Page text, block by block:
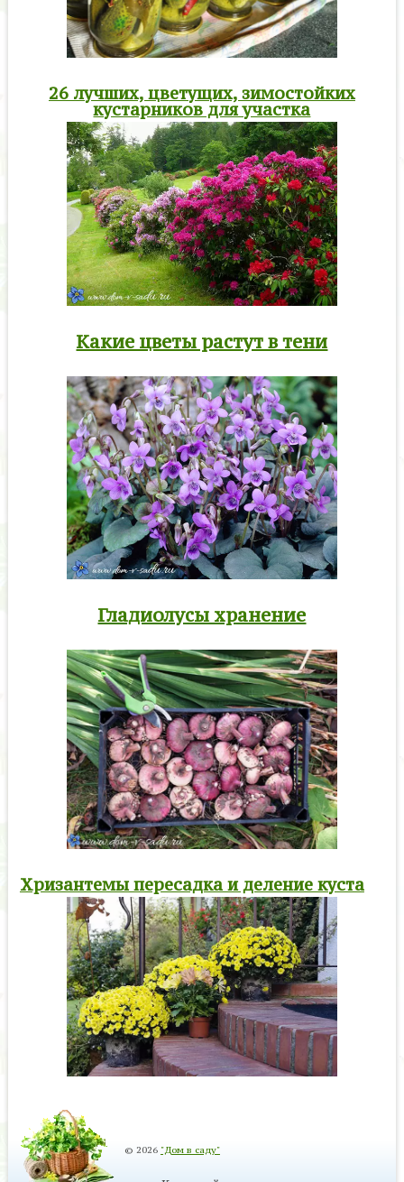
26 лучших, цветущих, зимостойких
кустарников для участка
Какие цветы растут в тени
Гладиолусы хранение
Хризантемы пересадка и деление куста
© 2026 "Дом в саду"